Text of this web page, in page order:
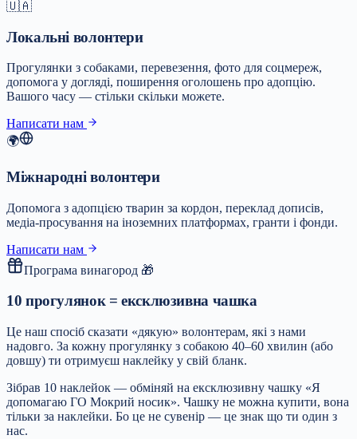
🇺🇦
Локальні волонтери
Прогулянки з собаками, перевезення, фото для соцмереж,
допомога у догляді, поширення оголошень про адопцію.
Вашого часу — стільки скільки можете.
Написати нам
🌍
Міжнародні волонтери
Допомога з адопцією тварин за кордон, переклад дописів,
медіа-просування на іноземних платформах, гранти і фонди.
Написати нам
Програма винагород 🎁
10 прогулянок = ексклюзивна чашка
Це наш спосіб сказати «дякую» волонтерам, які з нами
надовго. За кожну прогулянку з собакою 40–60 хвилин (або
довшу) ти отримуєш наклейку у свій бланк.
Зібрав 10 наклейок — обміняй на ексклюзивну чашку «Я
допомагаю ГО Мокрий носик». Чашку не можна купити, вона
тільки за наклейки. Бо це не сувенір — це знак що ти один з
нас.